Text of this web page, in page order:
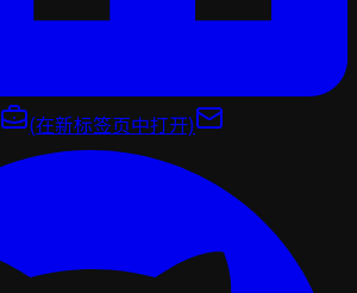
(在新标签页中打开)